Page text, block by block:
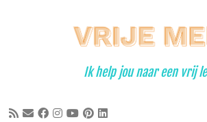
Ik help jou naar een vrij